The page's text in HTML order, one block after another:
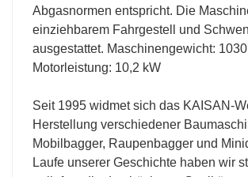
Während der Produktgarantiezeit
Qualitätssicherungsdienste für Ihre
Abgasnormen entspricht. Die
einziehbarem Fahrgestell und
ausgestattet. Maschinengewicht:
Motorleistung: 10,2 kW
Seit 1995 widmet sich das KAISAN-
Herstellung verschiedener
Mobilbagger, Raupenbagger und
Laufe unserer Geschichte haben wir